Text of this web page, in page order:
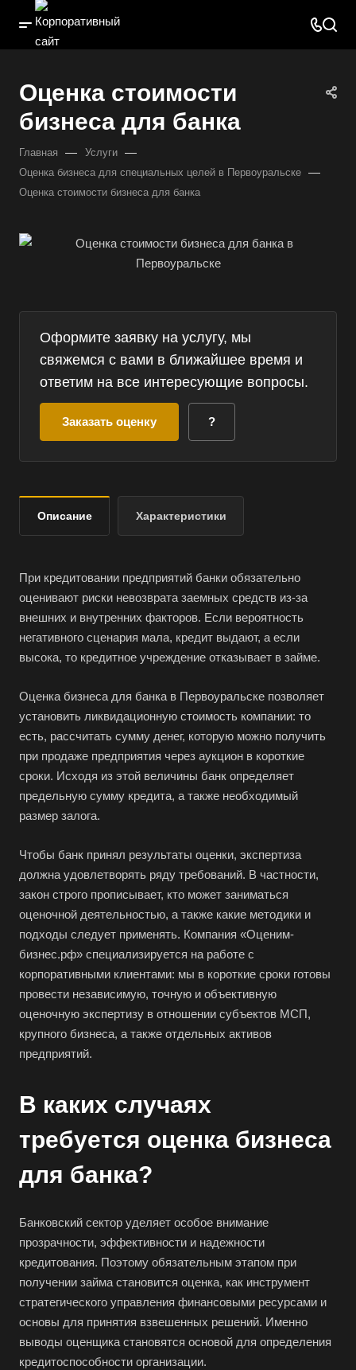
Оценка стоимости
бизнеса для банка
Главная — Услуги —
Оценка бизнеса для специальных целей в Первоуральске —
Оценка стоимости бизнеса для банка
Оформите заявку на услугу, мы
свяжемся с вами в ближайшее время и
ответим на все интересующие вопросы.
Заказать оценку ?
Описание Характеристики
При кредитовании предприятий банки обязательно
оценивают риски невозврата заемных средств из-за
внешних и внутренних факторов. Если вероятность
негативного сценария мала, кредит выдают, а если
высока, то кредитное учреждение отказывает в займе.
Оценка бизнеса для банка в Первоуральске позволяет
установить ликвидационную стоимость компании: то
есть, рассчитать сумму денег, которую можно получить
при продаже предприятия через аукцион в короткие
сроки. Исходя из этой величины банк определяет
предельную сумму кредита, а также необходимый
размер залога.
Чтобы банк принял результаты оценки, экспертиза
должна удовлетворять ряду требований. В частности,
закон строго прописывает, кто может заниматься
оценочной деятельностью, а также какие методики и
подходы следует применять. Компания «Оценим-
бизнес.рф» специализируется на работе с
корпоративными клиентами: мы в короткие сроки готовы
провести независимую, точную и объективную
оценочную экспертизу в отношении субъектов МСП,
крупного бизнеса, а также отдельных активов
предприятий.
В каких случаях
требуется оценка бизнеса
для банка?
Банковский сектор уделяет особое внимание
прозрачности, эффективности и надежности
кредитования. Поэтому обязательным этапом при
получении займа становится оценка, как инструмент
стратегического управления финансовыми ресурсами и
основы для принятия взвешенных решений. Именно
выводы оценщика становятся основой для определения
кредитоспособности организации.